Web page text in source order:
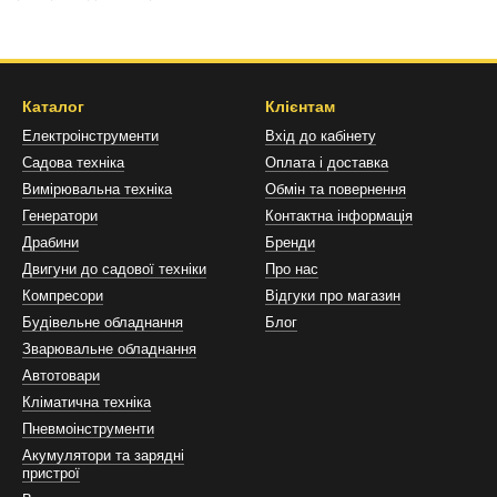
повеней та для гасіння пожеж.
грязьова мотопомпа працівниками комунальних служб,
грязьових мотопомп
води, грязьовий помповий насос є потужним агрегатом, який
що дозволяє використовувати мотопомпу для
перекачування брудної води ґрунтується на наступному алгоритмі:
патрубок брудна рідина потрапляє в насос, де захоплюється
відкидає воду у внутрішню камеру;
тиску вода виходить через випускний патрубок;
камери дозволяє всмоктувати нову порцію рідини.
Каталог
Електроінструменти
Садова техніка
Вимірювальна техніка
Генератори
Драбини
Двигуни до садової техніки
Компресори
Будівельне обладнання
Зварювальне обладнання
Автотовари
Кліматична техніка
Пневмоінструменти
Акумулятори та зарядні
пристрої
Клієнтам
Вхід до кабінету
Оплата і доставка
Обмін та повернення
Контактна інформація
Бренди
Про нас
Відгуки про магазин
Блог